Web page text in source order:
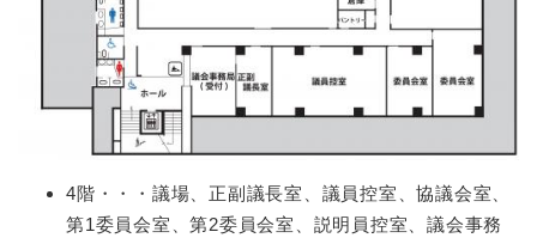
4階・・・議場、正副議長室、議員控室、協議会室、
第1委員会室、第2委員会室、説明員控室、議会事務